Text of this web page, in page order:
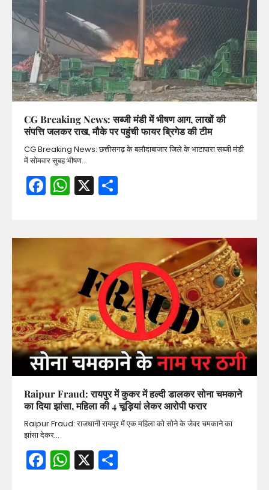
CG Breaking News: सब्जी मंडी में भीषण आग, लाखों की
संपत्ति जलकर राख, मौके पर पहुंची फायर ब्रिगेड की टीम
CG Breaking News: छत्तीसगढ़ के बलौदाबाजार जिले के भाटापारा सब्जी मंडी
में सोमवार सुबह भीषण…
Facebook
WhatsApp
X
Raipur Fraud: रायपुर में कुकर में हल्दी डालकर सोना चमकाने
का दिया झांसा, महिला की 4 चूड़ियां लेकर आरोपी फरार
Raipur Fraud: राजधानी रायपुर में एक महिला को सोने के जेवर चमकाने का
झांसा देकर…
Facebook
WhatsApp
X